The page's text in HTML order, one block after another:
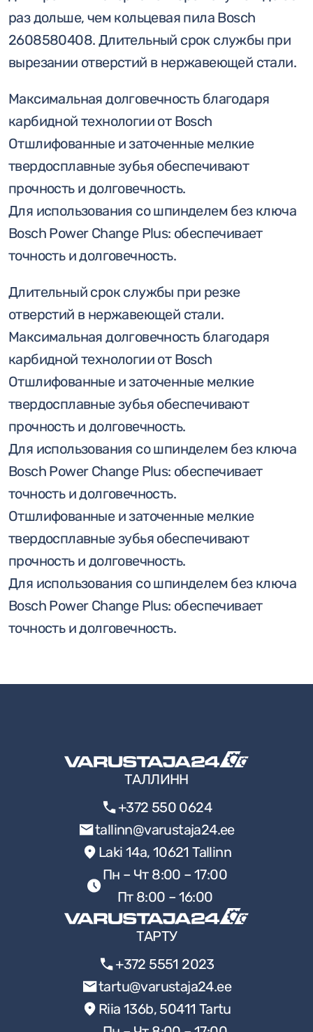
раз дольше, чем кольцевая пила Bosch
2608580408. Длительный срок службы при
вырезании отверстий в нержавеющей стали.
Максимальная долговечность благодаря
карбидной технологии от Bosch
Отшлифованные и заточенные мелкие
твердосплавные зубья обеспечивают
прочность и долговечность.
Для использования со шпинделем без ключа
Bosch Power Change Plus: обеспечивает
точность и долговечность.
Длительный срок службы при резке
отверстий в нержавеющей стали.
Максимальная долговечность благодаря
карбидной технологии от Bosch
Отшлифованные и заточенные мелкие
твердосплавные зубья обеспечивают
прочность и долговечность.
Для использования со шпинделем без ключа
Bosch Power Change Plus: обеспечивает
точность и долговечность.
Отшлифованные и заточенные мелкие
твердосплавные зубья обеспечивают
прочность и долговечность.
Для использования со шпинделем без ключа
Bosch Power Change Plus: обеспечивает
точность и долговечность.
ТАЛЛИНН
+372 550 0624
tallinn@varustaja24.ee
Laki 14a, 10621 Tallinn
Пн – Чт 8:00 – 17:00
Пт 8:00 – 16:00
ТАРТУ
+372 5551 2023
tartu@varustaja24.ee
Riia 136b, 50411 Tartu